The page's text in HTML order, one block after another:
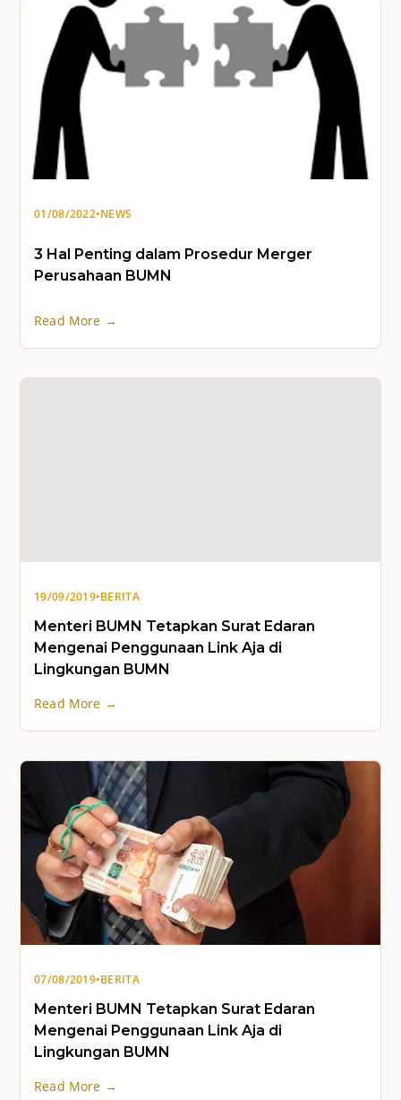
01/08/2022•NEWS
3 Hal Penting dalam Prosedur Merger
Perusahaan BUMN
Read More →
19/09/2019•BERITA
Menteri BUMN Tetapkan Surat Edaran
Mengenai Penggunaan Link Aja di
Lingkungan BUMN
Read More →
07/08/2019•BERITA
Menteri BUMN Tetapkan Surat Edaran
Mengenai Penggunaan Link Aja di
Lingkungan BUMN
Read More →